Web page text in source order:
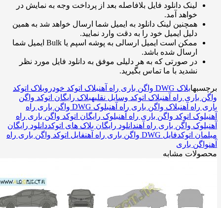
لینک دانلود فایل بلافاصله بعد از پرداخت وجه به نمایش در
خواهد آمد.
همچنین لینک دانلود به ایمیل شما ارسال خواهد شد به همین
دلیل ایمیل خود را به دقت وارد نمایید.
ممکن است ایمیل ارسالی به پوشه اسپم یا Bulk ایمیل شما
ارسال شده باشد.
در صورتی که به هر دلیلی موفق به دانلود فایل مورد نظر
نشدید با ما تماس بگیرید.
بلاک DWG واگن باری راه آهن بلاک اتوکد خودروبلاک اتوکد
باری راه آهن بلاک اتوکد وسایل نقلیه بلاک رایگان اتوکد واگن
راه آهن بلاک واگن باری راه آهن
بلوک DWG واگن باری راه
اتوکد واگن باری راه آهن بلوک رایگان اتوکد واگن باری راه
واگن باری راه آهن دانلود رایگان بلاک های اتوکد دانلود رایگان
اتوکد فایل DWG واگن باری راه آهن
فایل اتوکد واگن باری راه
باری
مشابه